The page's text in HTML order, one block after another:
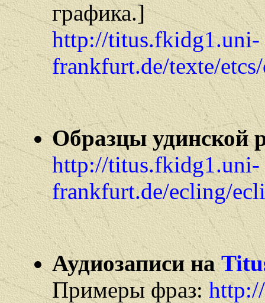
графика.]
http://titus.fkidg1.uni-
frankfurt.de/texte/
Образцы удинской
http://titus.fkidg1.uni-
frankfurt.de/ecling/
Аудиозаписи на
Примеры фраз: